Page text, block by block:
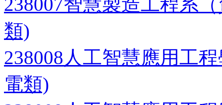
類)
238008人工智慧應用工
電類)